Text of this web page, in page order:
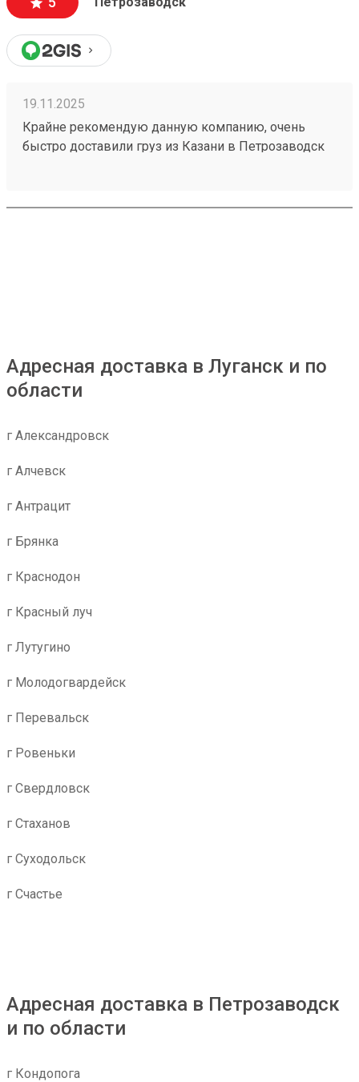
19.11.2025
Крайне рекомендую данную компанию, очень
быстро доставили груз из Казани в Петрозаводск
повреждений.Однозначно буду пользоваться
Адресная доставка в Луганск и по
области
г Александровск
г Алчевск
г Антрацит
г Брянка
г Краснодон
г Красный луч
г Лутугино
г Молодогвардейск
г Перевальск
г Ровеньки
г Свердловск
г Стаханов
г Суходольск
г Счастье
Адресная доставка в Петрозаводск
и по области
г Кондопога